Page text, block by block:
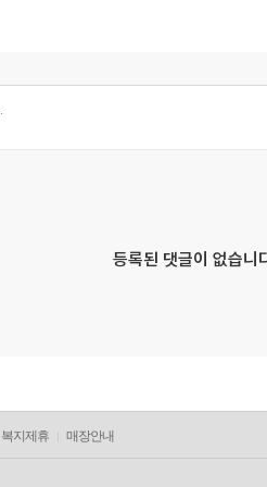
등록된 댓글이 없습니
복지제휴 매장안내